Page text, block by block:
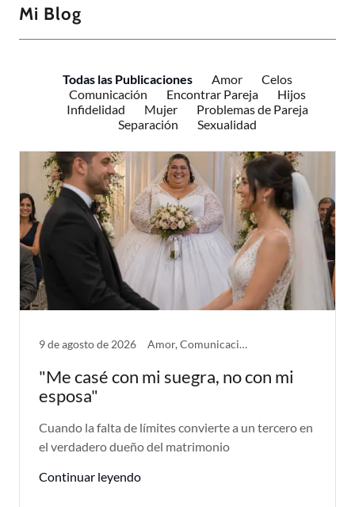
Mi Blog
Todas las Publicaciones Amor
Celos
Comunicación
Encontrar Pareja
Hijos
Infidelidad
Mujer
Problemas de Pareja
Separación
Sexualidad
9 de agosto de 2026 Amor, Comunicación, Mujer, Problemas de Pareja
"Me casé con mi suegra, no con mi
esposa"
Cuando la falta de límites convierte a un tercero en
el verdadero dueño del matrimonio
Continuar leyendo